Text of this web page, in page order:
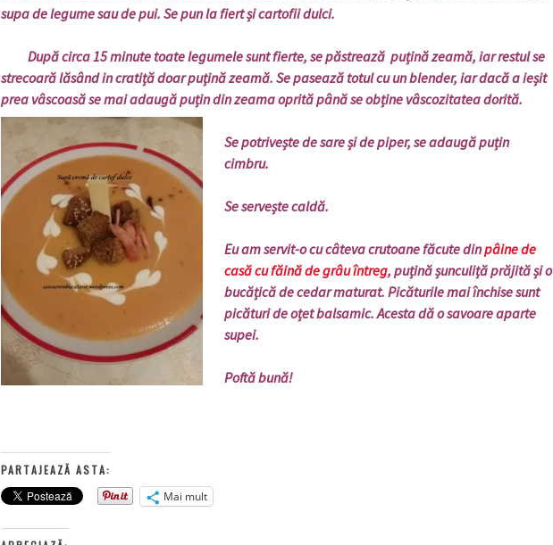
supa de legume sau de pui. Se pun la fiert și cartofii dulci.
După circa 15 minute toate legumele sunt fierte, se păstrează puțină zeamă, iar restul se
strecoară lăsând in cratiță doar puțină zeamă. Se pasează totul cu un blender, iar dacă a ieșit
prea vâscoasă se mai adaugă puțin din zeama oprită până se obține vâscozitatea dorită.
Se potrivește de sare și de piper, se adaugă puțin
cimbru.
Se servește caldă.
Eu am servit-o cu câteva crutoane făcute dinpâine de
casă cu făină de grâu întreg, puțină șunculiță prăjită și o
bucățică de cedar maturat. Picăturile mai închise sunt
picături de oțet balsamic. Acesta dă o savoare aparte
supei.
Poftă bună!
PARTAJEAZĂ ASTA:
Mai mult